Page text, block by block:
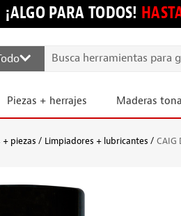
¡ALGO PARA TODOS!
Piezas + herrajes Maderas
piezas Limpiadores + lubricantes